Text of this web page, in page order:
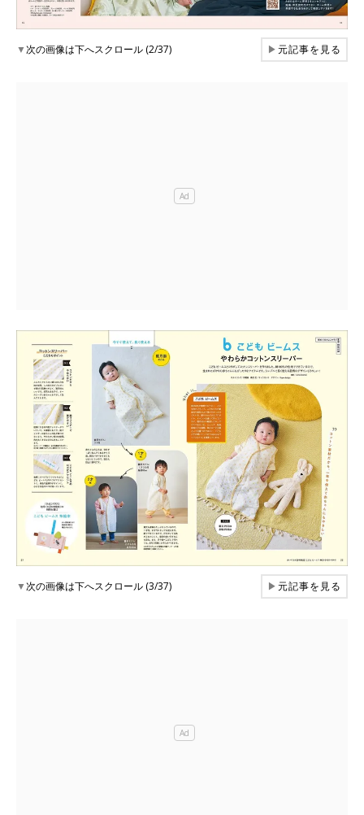
▼次の画像は下へスクロール (2/37) ▶元記事を見る
▼次の画像は下へスクロール (3/37) ▶元記事を見る